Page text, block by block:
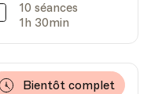
Séances
10 séances
1h 30min
Bientôt complet